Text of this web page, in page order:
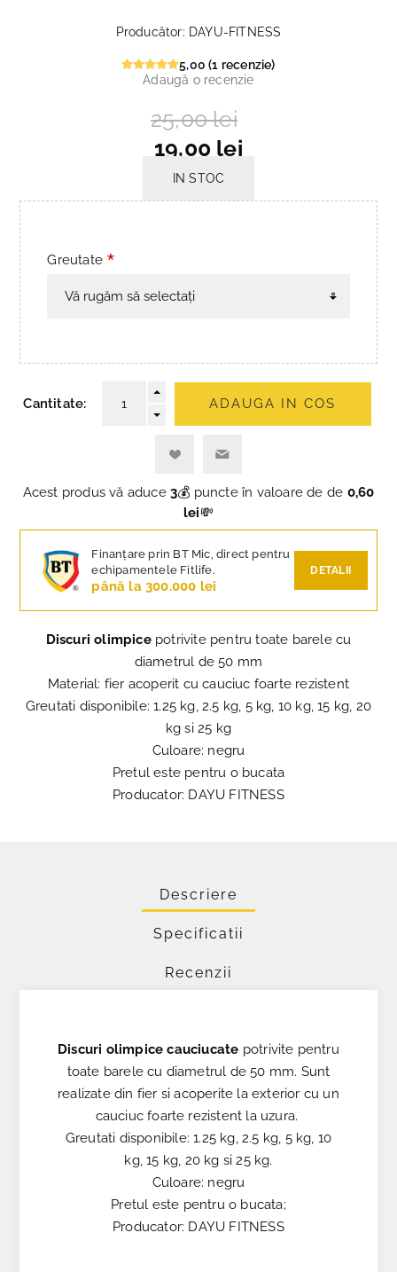
Producător: DAYU-FITNESS
5,00 (1 recenzie)
Adaugă o recenzie
25,00 lei
19,00 lei
Greutate *
IN STOC
Cantitate: ADAUGA IN COS
Acest produs vă aduce3💰 puncte în valoare de de 0,60
lei💸
Finanțare prin BT Mic, direct pentru
echipamentele Fitlife.
până la 300.000 lei
DETALII
Discuri olimpicepotrivite pentru toate barele cu
diametrul de 50 mm
Material: fier acoperit cu cauciuc foarte rezistent
Greutati disponibile: 1.25 kg, 2.5 kg, 5 kg, 10 kg, 15 kg, 20
kg si 25 kg
Culoare: negru
Pretul este pentru o bucata
Producator: DAYU FITNESS
Descriere
Specificatii
Recenzii
Discuri olimpice cauciucate potrivite pentru
toate barele cu diametrul de 50 mm. Sunt
realizate din fier si acoperite la exterior cu un
cauciuc foarte rezistent la uzura.
Greutati disponibile: 1.25 kg, 2.5 kg, 5 kg, 10
kg, 15 kg, 20 kg si 25 kg.
Culoare: negru
Pretul este pentru o bucata;
Producator: DAYU FITNESS